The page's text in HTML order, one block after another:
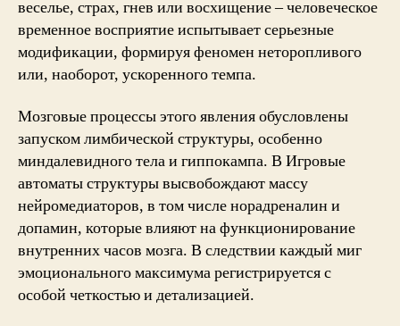
веселье, страх, гнев или восхищение – человеческое
временное восприятие испытывает серьезные
модификации, формируя феномен неторопливого
или, наоборот, ускоренного темпа.
Мозговые процессы этого явления обусловлены
запуском лимбической структуры, особенно
миндалевидного тела и гиппокампа. В Игровые
автоматы структуры высвобождают массу
нейромедиаторов, в том числе норадреналин и
допамин, которые влияют на функционирование
внутренних часов мозга. В следствии каждый миг
эмоционального максимума регистрируется с
особой четкостью и детализацией.